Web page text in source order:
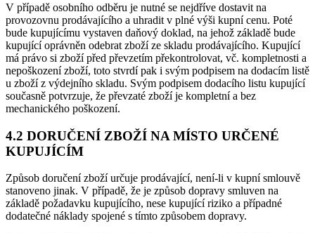
V případě osobního odběru je nutné se nejdříve dostavit na
provozovnu prodávajícího a uhradit v plné výši kupní cenu. Poté
bude kupujícímu vystaven daňový doklad, na jehož základě bude
kupující oprávněn odebrat zboží ze skladu prodávajícího. Kupující
má právo si zboží před převzetím překontrolovat, vč. kompletnosti a
nepoškození zboží, toto stvrdí pak i svým podpisem na dodacím listě
u zboží z výdejního skladu. Svým podpisem dodacího listu kupující
současně potvrzuje, že převzaté zboží je kompletní a bez
mechanického poškození.
4.2 DORUČENÍ ZBOŽÍ NA MÍSTO URČENÉ
KUPUJÍCÍM
Způsob doručení zboží určuje prodávající, není-li v kupní smlouvě
stanoveno jinak. V případě, že je způsob dopravy smluven na
základě požadavku kupujícího, nese kupující riziko a případné
dodatečné náklady spojené s tímto způsobem dopravy.